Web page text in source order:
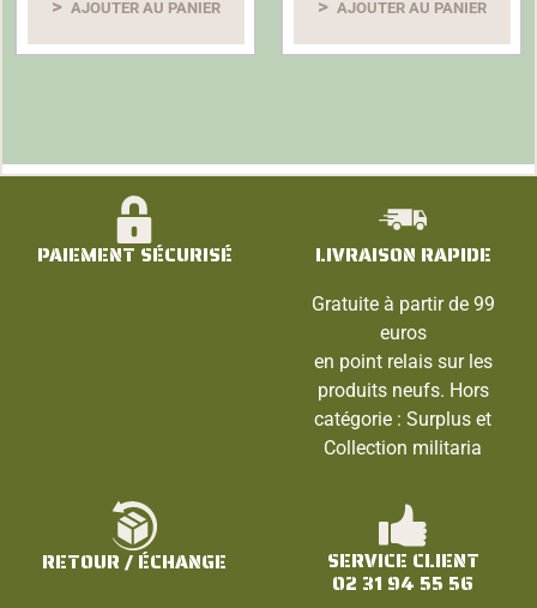
AJOUTER AU PANIER AJOUTER AU PANIER
PAIEMENT SÉCURISÉ LIVRAISON RAPIDE
Gratuite à partir de 99
euros
en point relais sur les
produits neufs. Hors
catégorie : Surplus et
Collection militaria
RETOUR / ÉCHANGE SERVICE CLIENT
02 31 94 55 56